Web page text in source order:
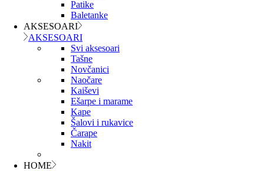
Patike
Baletanke
AKSESOARI
AKSESOARI
Svi aksesoari
Tašne
Novčanici
Naočare
Kaiševi
Ešarpe i marame
Kape
Šalovi i rukavice
Čarape
Nakit
HOME